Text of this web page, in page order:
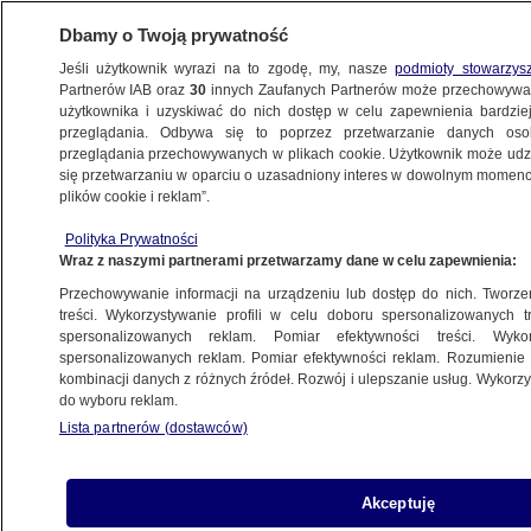
ZDROWIE
ZDROWIE
pensje. "Wykonujemy raczej więcej pracy,
niż kosztujemy"
Piotr Wójcik
24.06.2025, 16:30
Posłuchaj artykułu
Dbamy o Twoją prywatność
Jeśli użytkownik wyrazi na to zgodę, my, naszepodmioty
Partnerów IAB oraz30 innych Zaufanych Partnerów może
użytkownika i uzyskiwać do nich dostęp w celu zapewnienia
przeglądania. Odbywa się to poprzez przetwarzanie danych
przeglądania przechowywanych w plikach cookie. Użytkownik może
się przetwarzaniu w oparciu o uzasadniony interes w dowolnym
plików cookie i reklam”.
Polityka Prywatności
Wraz z naszymi partnerami przetwarzamy dane w celu zapewnienia:
Przechowywanie informacji na urządzeniu lub dostęp do nich.
treści. Wykorzystywanie profili w celu doboru spersonalizowanych
spersonalizowanych reklam. Pomiar efektywności treści.
spersonalizowanych reklam. Pomiar efektywności reklam.
kombinacji danych z różnych źródeł. Rozwój i ulepszanie usług.
do wyboru reklam.
Lista partnerów (dostawców)
Akceptuję